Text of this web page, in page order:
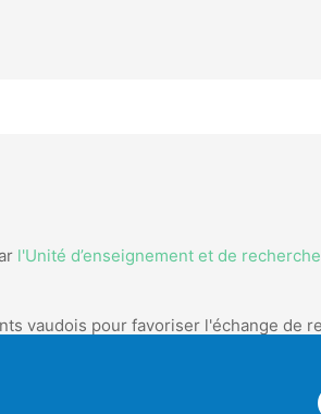
l'Unité d’enseignement et de
vaudois pour favoriser l'échange de